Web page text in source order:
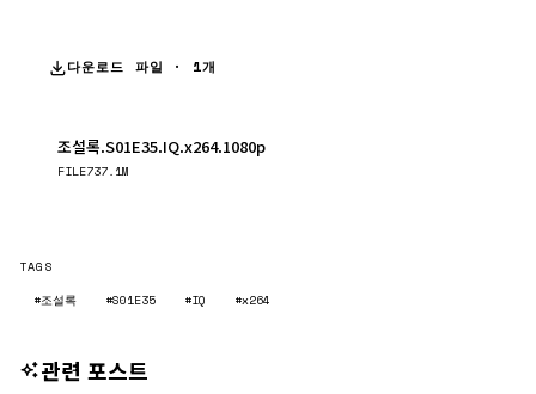
다운로드 파일 · 1개
조설록.S01E35.IQ.x264.1080p
FILE737.1M
TAGS
#조설록
#S01E35 #IQ #x264
관련 포스트
드라마